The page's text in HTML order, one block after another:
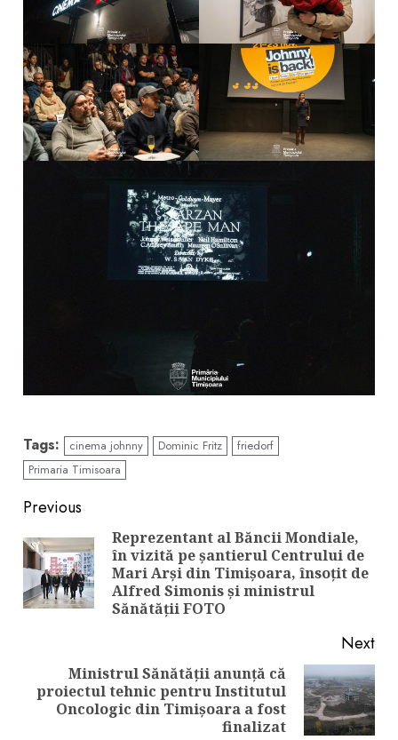
Tags: cinema johnny Dominic Fritz
friedorf
Primaria Timisoara
Continue
Reading
Previous
Reprezentant al Băncii Mondiale,
în vizită pe șantierul Centrului de
Mari Arși din Timișoara, însoțit de
Alfred Simonis și ministrul
Sănătății FOTO
Next
Next
post:
Ministrul Sănătății anunță că
proiectul tehnic pentru Institutul
Oncologic din Timișoara a fost
finalizat